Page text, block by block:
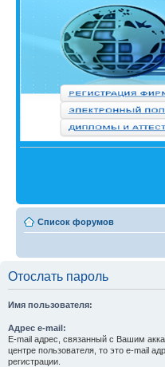
Список форумов
Отослать пароль
Имя пользователя:
Адрес e-mail:
E-mail адрес, связанный с Вашим
центре пользователя, то это e-mail
регистрации.